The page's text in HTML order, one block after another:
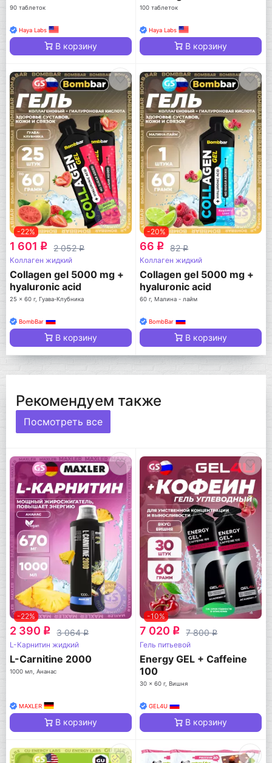
90 таблеток
Haya Labs
В корзину
100 таблеток
Haya Labs
В корзину
-22%
1 601 q 2 052q
Коллаген жидкий
Collagen gel 5000 mg +
hyaluronic acid
25 x 60 г, Гуава-Клубника
BombBar
В корзину
-20%
66 q 82q
Коллаген жидкий
Collagen gel 5000 mg +
hyaluronic acid
60 г, Малина - лайм
BombBar
В корзину
Рекомендуем также
Посмотреть все
-22%
2 390 q 3 064q
L-Карнитин жидкий
L-Carnitine 2000
1000 мл, Ананас
MAXLER
В корзину
-10%
7 020 q 7 800q
Гель питьевой
Energy GEL + Caffeine
100
30 x 60 г, Вишня
GEL4U
В корзину